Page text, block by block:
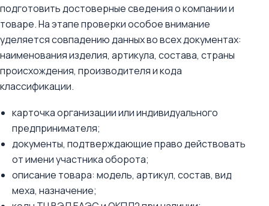
подготовить достоверные сведения о компании и
товаре. На этапе проверки особое внимание
уделяется совпадению данных во всех документах:
наименования изделия, артикула, состава, страны
происхождения, производителя и кода
классификации.
карточка организации или индивидуального
предпринимателя;
документы, подтверждающие право действовать
от имени участника оборота;
описание товара: модель, артикул, состав, вид
меха, назначение;